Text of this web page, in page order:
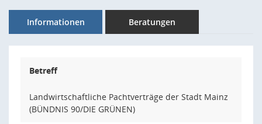
Informationen Beratungen
Betreff
Landwirtschaftliche Pachtverträge der Stadt Mainz
(BÜNDNIS 90/DIE GRÜNEN)